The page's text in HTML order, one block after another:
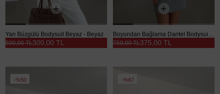
Yan Büzgülü Bodysuit Beyaz - Beyaz
300,00 TL
500,00 TL 375,00 TL
750,00 TL
%50 %67